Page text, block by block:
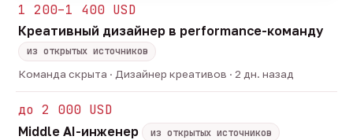
1 200–1 400 USD
Креативный дизайнер в performance-команду
из открытых источников
Команда скрыта · Дизайнер креативов · 2 дн. назад
до 2 000 USD
Middle AI-инженер
из открытых источников